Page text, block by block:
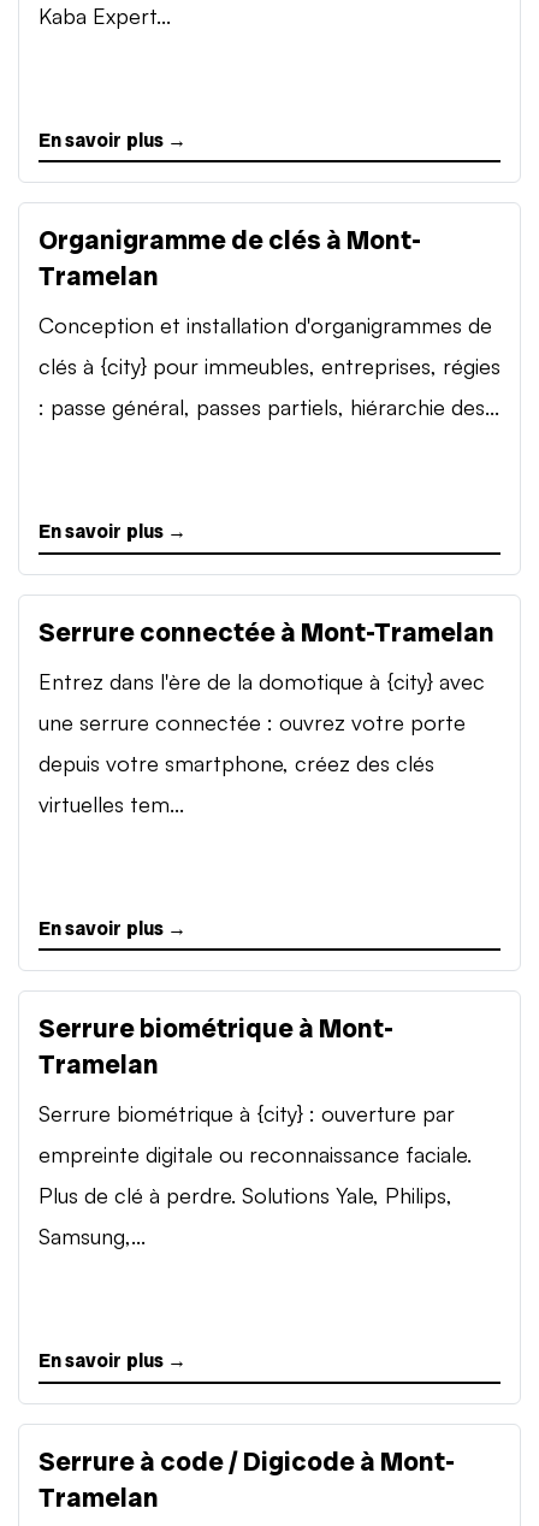
Kaba Expert...
En savoir plus →
Organigramme de clés à Mont-
Tramelan
Conception et installation d'organigrammes de
clés à {city} pour immeubles, entreprises, régies
: passe général, passes partiels, hiérarchie des...
En savoir plus →
Serrure connectée à Mont-Tramelan
Entrez dans l'ère de la domotique à {city} avec
une serrure connectée : ouvrez votre porte
depuis votre smartphone, créez des clés
virtuelles tem...
En savoir plus →
Serrure biométrique à Mont-
Tramelan
Serrure biométrique à {city} : ouverture par
empreinte digitale ou reconnaissance faciale.
Plus de clé à perdre. Solutions Yale, Philips,
Samsung,...
En savoir plus →
Serrure à code / Digicode à Mont-
Tramelan